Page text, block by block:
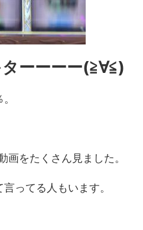
ーーーー(≧∀≦)
をたくさん見ました。
ってる人もいます。